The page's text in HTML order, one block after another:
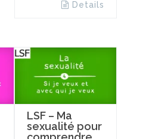
Details
LSF – Ma
sexualité pour